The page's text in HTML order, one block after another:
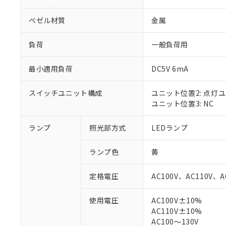
ベゼル材質 金属
負荷 一般負荷用
最小適用負荷 DC5V 6mA
スイッチユニット構成
ユニット位置2: 点灯
ユニット位置3: NC
ランプ 照光部方式 LEDランプ
ランプ色 黄
定格電圧 AC100V、AC110V、
使用電圧
AC100V±10%
AC110V±10%
AC100～130V
ご利用条件
※1 対応状況
対応済み：EU
対応予定：EU
対応予定なし：
調査・確認中：
非該当品：ライセ
仕入先様の事情に
※1 中国